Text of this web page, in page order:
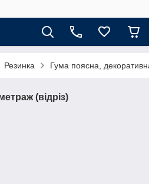
Резинка Гума поясна,
(відріз)